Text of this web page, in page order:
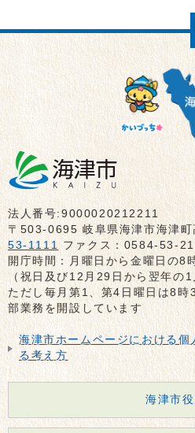
法人番号:9000020212211
〒503-0695 岐阜県海津市海津
53-1111 ファクス：0584-53-
開庁時間：月曜日から金曜日の8
（祝日及び12月29日から翌年の
ただし毎月第1、第4日曜日は8
部業務を開設しています
海津市ホームページにおける
る考え方
海津市